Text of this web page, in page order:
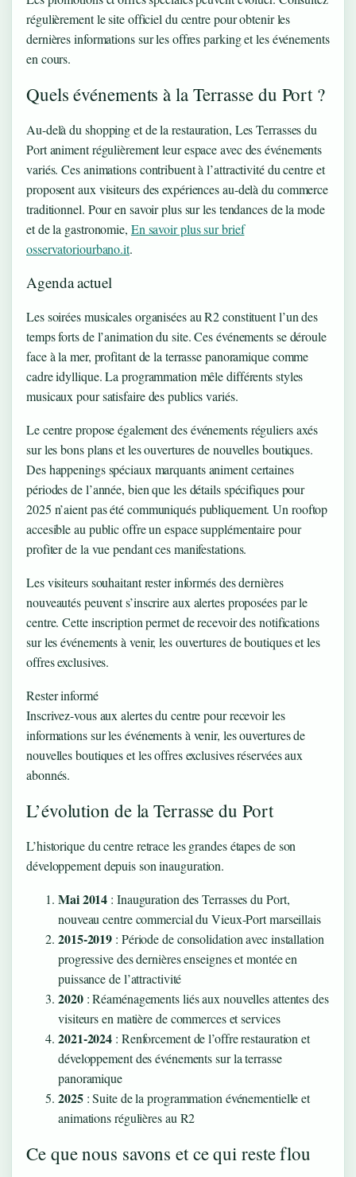
régulièrement le site officiel du centre pour obtenir les
dernières informations sur les offres parking et les événements
en cours.
Quels événements à la Terrasse du Port ?
Au-delà du shopping et de la restauration, Les Terrasses du
Port animent régulièrement leur espace avec des événements
variés. Ces animations contribuent à l’attractivité du centre et
proposent aux visiteurs des expériences au-delà du commerce
traditionnel. Pour en savoir plus sur les tendances de la mode
et de la gastronomie, En savoir plus sur brief
osservatoriourbano.it.
Agenda actuel
Les soirées musicales organisées au R2 constituent l’un des
temps forts de l’animation du site. Ces événements se déroule
face à la mer, profitant de la terrasse panoramique comme
cadre idyllique. La programmation mêle différents styles
musicaux pour satisfaire des publics variés.
Le centre propose également des événements réguliers axés
sur les bons plans et les ouvertures de nouvelles boutiques.
Des happenings spéciaux marquants animent certaines
périodes de l’année, bien que les détails spécifiques pour
2025 n’aient pas été communiqués publiquement. Un rooftop
accesible au public offre un espace supplémentaire pour
profiter de la vue pendant ces manifestations.
Les visiteurs souhaitant rester informés des dernières
nouveautés peuvent s’inscrire aux alertes proposées par le
centre. Cette inscription permet de recevoir des notifications
sur les événements à venir, les ouvertures de boutiques et les
offres exclusives.
Rester informé
Inscrivez-vous aux alertes du centre pour recevoir les
informations sur les événements à venir, les ouvertures de
nouvelles boutiques et les offres exclusives réservées aux
abonnés.
L’évolution de la Terrasse du Port
L’historique du centre retrace les grandes étapes de son
développement depuis son inauguration.
Mai 2014 : Inauguration des Terrasses du Port,
nouveau centre commercial du Vieux-Port marseillais
2015-2019 : Période de consolidation avec installation
progressive des dernières enseignes et montée en
puissance de l’attractivité
2020: Réaménagements liés aux nouvelles attentes des
visiteurs en matière de commerces et services
2021-2024 : Renforcement de l’offre restauration et
développement des événements sur la terrasse
panoramique
2025: Suite de la programmation événementielle et
animations régulières au R2
Ce que nous savons et ce qui reste flou